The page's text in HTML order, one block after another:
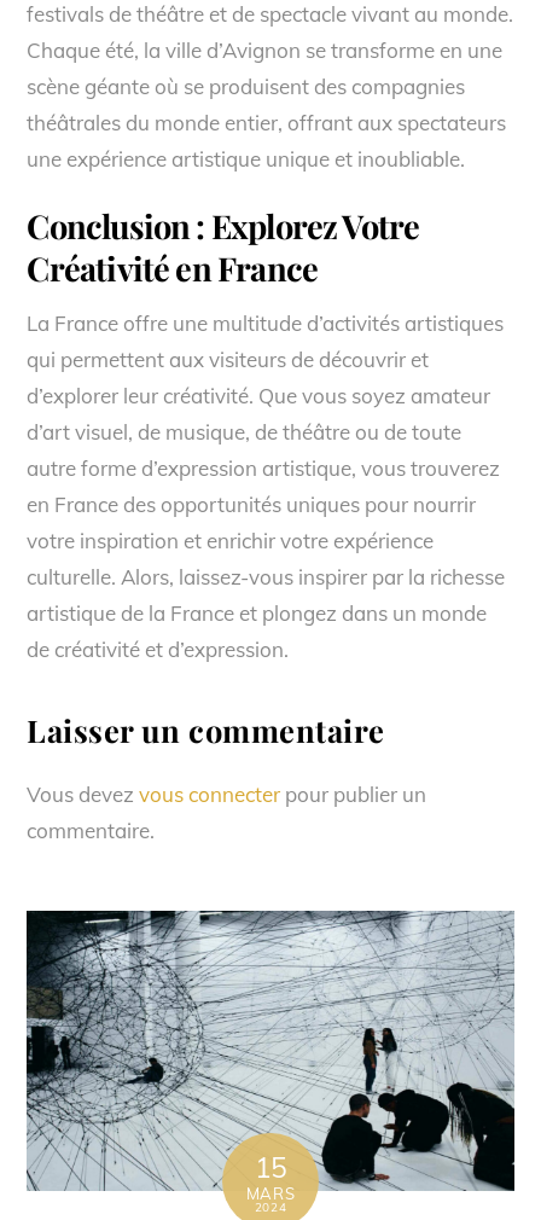
festivals de théâtre et de spectacle vivant au monde.
Chaque été, la ville d’Avignon se transforme en une
scène géante où se produisent des compagnies
théâtrales du monde entier, offrant aux spectateurs
une expérience artistique unique et inoubliable.
Conclusion : Explorez Votre
Créativité en France
La France offre une multitude d’activités artistiques
qui permettent aux visiteurs de découvrir et
d’explorer leur créativité. Que vous soyez amateur
d’art visuel, de musique, de théâtre ou de toute
autre forme d’expression artistique, vous trouverez
en France des opportunités uniques pour nourrir
votre inspiration et enrichir votre expérience
culturelle. Alors, laissez-vous inspirer par la richesse
artistique de la France et plongez dans un monde
de créativité et d’expression.
Laisser un commentaire
Vous devezvous connecter pour publier un
commentaire.
15
MARS
2024